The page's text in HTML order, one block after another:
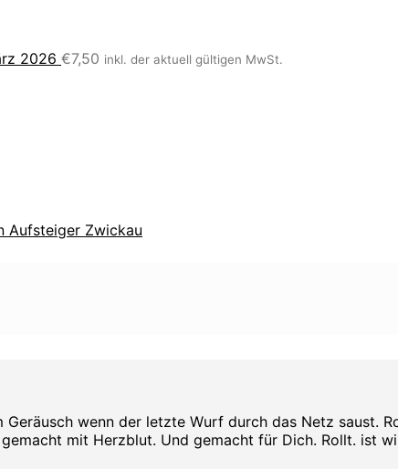
2026 €7,50 inkl. der aktuell gültigen MwSt.
Aufsteiger Zwickau
wenn der letzte Wurf durch das Netz saust.
mit Herzblut. Und gemacht für Dich. Rollt. ist